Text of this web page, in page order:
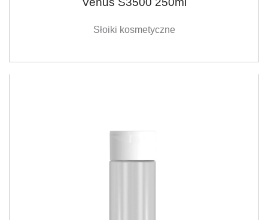
Słoiki kosmetyczne